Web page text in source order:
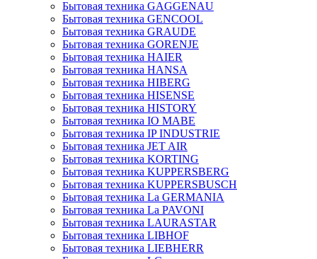
Бытовая техника GAGGENAU
Бытовая техника GENCOOL
Бытовая техника GRAUDE
Бытовая техника GORENJE
Бытовая техника HAIER
Бытовая техника HANSA
Бытовая техника HIBERG
Бытовая техника HISENSE
Бытовая техника HISTORY
Бытовая техника IO MABE
Бытовая техника IP INDUSTRIE
Бытовая техника JET AIR
Бытовая техника KORTING
Бытовая техника KUPPERSBERG
Бытовая техника KUPPERSBUSCH
Бытовая техника La GERMANIA
Бытовая техника La PAVONI
Бытовая техника LAURASTAR
Бытовая техника LIBHOF
Бытовая техника LIEBHERR